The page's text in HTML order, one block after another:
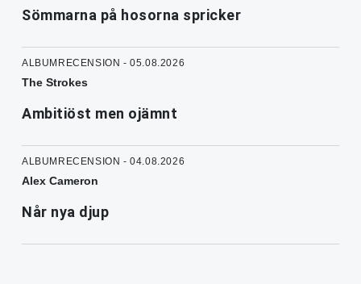
Sömmarna på hosorna spricker
ALBUMRECENSION - 05.08.2026
The Strokes
Ambitiöst men ojämnt
ALBUMRECENSION - 04.08.2026
Alex Cameron
Når nya djup